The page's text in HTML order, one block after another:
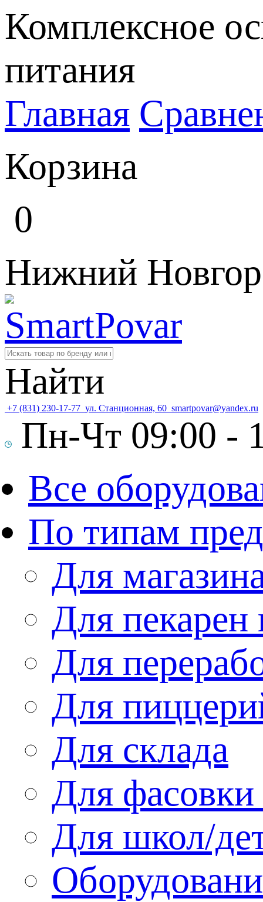
Комплексное
питания
Главная
Корзина
0
Нижний
Найти
+7 (831) 230-17-77 ул. Станционная, 60 smartpovar@yandex.ru
Пн-Чт 09:00 -
Все
По типам
Для
Для пекарен
Для
Для
Для склада
Для фасовки
Для школ/